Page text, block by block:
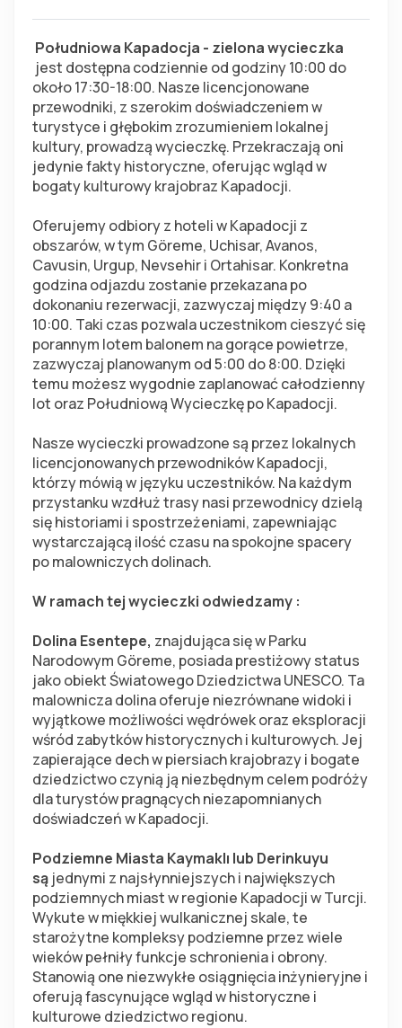
jest dostępna codziennie od godziny 10:00 do
około 17:30-18:00. Nasze licencjonowane
przewodniki, z szerokim doświadczeniem w
turystyce i głębokim zrozumieniem lokalnej
kultury, prowadzą wycieczkę. Przekraczają oni
jedynie fakty historyczne, oferując wgląd w
bogaty kulturowy krajobraz Kapadocji.
Oferujemy odbiory z hoteli w Kapadocji z
obszarów, w tym Göreme, Uchisar, Avanos,
Cavusin, Urgup, Nevsehir i Ortahisar. Konkretna
godzina odjazdu zostanie przekazana po
dokonaniu rezerwacji, zazwyczaj między 9:40 a
10:00. Taki czas pozwala uczestnikom cieszyć się
porannym lotem balonem na gorące powietrze,
zazwyczaj planowanym od 5:00 do 8:00. Dzięki
temu możesz wygodnie zaplanować całodzienny
lot oraz Południową Wycieczkę po Kapadocji.
Nasze wycieczki prowadzone są przez lokalnych
licencjonowanych przewodników Kapadocji,
którzy mówią w języku uczestników. Na każdym
przystanku wzdłuż trasy nasi przewodnicy dzielą
się historiami i spostrzeżeniami, zapewniając
wystarczającą ilość czasu na spokojne spacery
po malowniczych dolinach.
W ramach tej wycieczki odwiedzamy :
Dolina Esentepe, znajdująca się w Parku
Narodowym Göreme, posiada prestiżowy status
jako obiekt Światowego Dziedzictwa UNESCO. Ta
malownicza dolina oferuje niezrównane widoki i
wyjątkowe możliwości wędrówek oraz eksploracji
wśród zabytków historycznych i kulturowych. Jej
zapierające dech w piersiach krajobrazy i bogate
dziedzictwo czynią ją niezbędnym celem podróży
dla turystów pragnących niezapomnianych
doświadczeń w Kapadocji.
Podziemne Miasta Kaymaklı lub Derinkuyu
są jednymi z najsłynniejszych i największych
podziemnych miast w regionie Kapadocji w Turcji.
Wykute w miękkiej wulkanicznej skale, te
starożytne kompleksy podziemne przez wiele
wieków pełniły funkcje schronienia i obrony.
Stanowią one niezwykłe osiągnięcia inżynieryjne i
oferują fascynujące wgląd w historyczne i
kulturowe dziedzictwo regionu.